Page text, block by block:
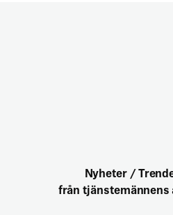
Nyheter /
från tjänstemännens